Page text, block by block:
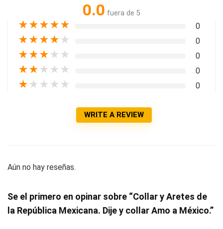
0.0 fuera de 5
★★★★★ 0
★★★★ ★ 0
★★★ ★ ★ 0
★★ ★ ★ ★ 0
★ ★ ★ ★ ★ 0
WRITE A REVIEW
Aún no hay reseñas.
Se el primero en opinar sobre “Collar y Aretes de
la República Mexicana. Dije y collar Amo a México.”